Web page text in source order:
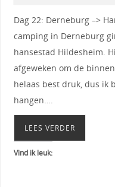
Dag 22: Derneburg –>
camping in Derneburg
hansestad Hildesheim.
afgeweken om de
helaas best druk, dus ik
hangen….
LEES VERDER
Vind ik leuk: